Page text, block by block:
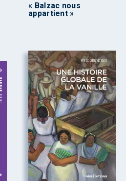
« Balzac nous
appartient »